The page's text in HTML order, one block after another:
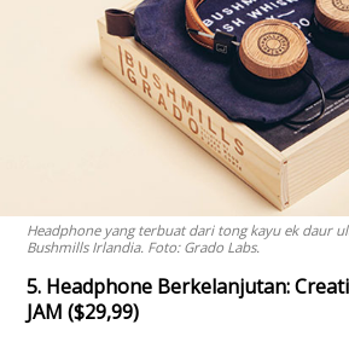
Headphone yang terbuat dari tong kayu ek daur
Bushmills Irlandia. Foto: Grado Labs.
5. Headphone Berkelanjutan:
JAM ($29,99)